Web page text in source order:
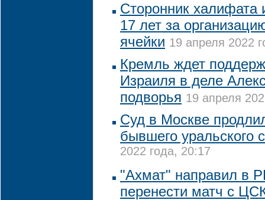
Сторонник халифата
17 лет за
ячейки 19 апреля 2022
Кремль ждет
Израиля в деле
подворья 19 апреля
Суд в Москве
бывшего уральского
2022 года, 20:17
"Ахмат" направил в
перенести матч с